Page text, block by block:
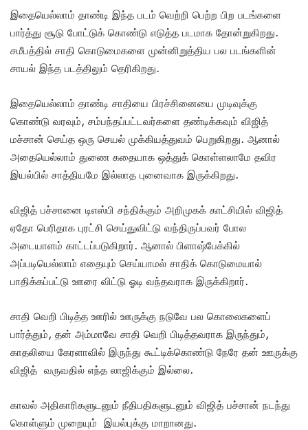
இதையெல்லாம் தாண்டி இந்த படம் வெற்றி பெற்ற பிற படங்களை
பார்த்து சூடு போட்டுக் கொண்டு எடுத்த படமாக தோன்றுகிறது.
சமீபத்தில் சாதி கொடுமைகளை முன்னிறுத்திய பல படங்களின்
சாயல் இந்த படத்திலும் தெரிகிறது.
இதையெல்லாம் தாண்டி சாதியை பிரச்சினையை முடிவுக்கு
கொண்டு வரவும், சம்பந்தப்பட்டவர்களை தண்டிக்கவும் விஜித்
மச்சான் செய்த ஒரு செயல் முக்கியத்துவம் பெறுகிறது. ஆனால்
அதையெல்லாம் துணை கதையாக ஒத்துக் கொள்ளலாமே தவிர
இயல்பில் சாத்தியமே இல்லாத புனைவாக இருக்கிறது.
விஜித் பச்சானை டிஎஸ்பி சந்திக்கும் அறிமுகக் காட்சியில் விஜித்
ஏதோ பெரிதாக புரட்சி செய்துவிட்டு வந்திருப்பவர் போல
அடையாளம் காட்டப்படுகிறார். ஆனால் பிளாஷ்பேக்கில்
அப்படியெல்லாம் எதையும் செய்யாமல் சாதிக் கொடுமையால்
பாதிக்கப்பட்டு ஊரை விட்டு ஓடி வந்தவராக இருக்கிறார்.
சாதி வெறி பிடித்த ஊரில் ஊருக்கு நடுவே பல கொலைகளைப்
பார்த்தும், தன் அம்மாவே சாதி வெறி பிடித்தவராக இருந்தும்,
காதலியை கேரளாவில் இருந்து கூட்டிக்கொண்டு நேரே தன் ஊருக்கு
விஜித் வருவதில் எந்த லாஜிக்கும் இல்லை.
காவல் அதிகாரிகளுடனும் நீதிபதிகளுடனும் விஜித் பச்சான் நடந்து
கொள்ளும் முறையும் இயல்புக்கு மாறானது.